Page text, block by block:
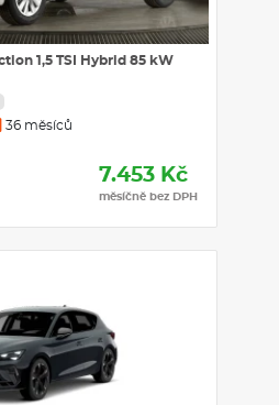
1,5 TSI Hybrid 85 kW
36 měsíců
7.453 Kč
měsíčně bez DPH